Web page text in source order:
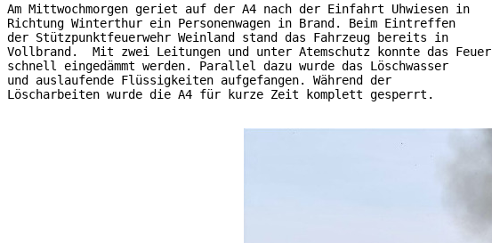
Am Mittwochmorgen geriet auf der A4 nach der Einfahrt Uhwiesen in
Richtung Winterthur ein Personenwagen in Brand. Beim Eintreffen
der Stützpunktfeuerwehr Weinland stand das Fahrzeug bereits in
Vollbrand.  Mit zwei Leitungen und unter Atemschutz konnte das Feuer
schnell eingedämmt werden. Parallel dazu wurde das Löschwasser
und auslaufende Flüssigkeiten aufgefangen. Während der
Löscharbeiten wurde die A4 für kurze Zeit komplett gesperrt.